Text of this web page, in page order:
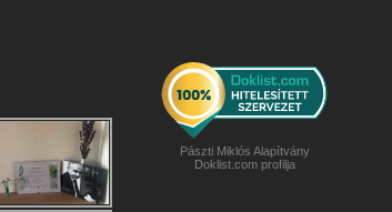
Pászti Miklós Alapítvány
Doklist.com profilja